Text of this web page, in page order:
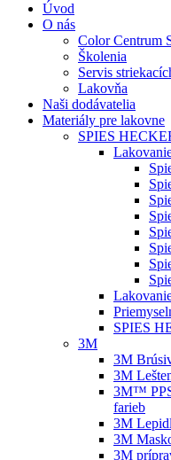
Úvod
O nás
Color Centrum
Školenia
Servis
Lakovňa
Naši dodávatelia
Materiály pre lakovne
SPIES
SPIES
3M
3M
3M
3M™
farieb
3M
3M
3M